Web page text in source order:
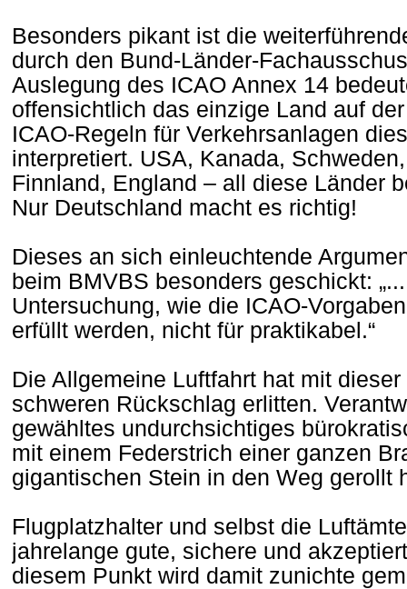
Besonders pikant ist die
durch den Bund-Länder-
Auslegung des ICAO Annex 14
offensichtlich das einzige Land auf
ICAO-Regeln für Verkehrsanlagen
interpretiert. USA, Kanada,
Finnland, England – all diese Länder
Nur Deutschland macht es richtig!
Dieses an sich einleuchtende
beim BMVBS besonders geschickt:
Untersuchung, wie die ICAO-
erfüllt werden, nicht für praktikabel.“
Die Allgemeine Luftfahrt hat mit
schweren Rückschlag erlitten.
gewähltes undurchsichtiges
mit einem Federstrich einer ganzen
gigantischen Stein in den Weg gerollt
Flugplatzhalter und selbst die
jahrelange gute, sichere und
diesem Punkt wird damit zunichte